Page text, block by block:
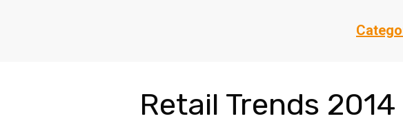
Retail Trends 2014